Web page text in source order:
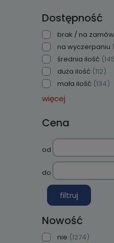
Dostępność
brak / na
na wyczerpaniu
średnia ilość
duża ilość (112)
mała ilość (134)
więcej
Cena
od
do
filtruj
Nowość
nie (1274)